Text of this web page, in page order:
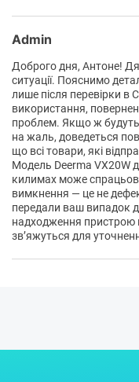
Admin
Доброго дня, Антоне!
ситуації. Пояснимо
лише після перевірки
використання,
проблем. Якщо ж будуть
на жаль, доведеться
що всі товари, які
Модель Deerma VX20W
килимах може
вимкнення — це не
передали ваш випадок
надходження пристрою
зв’яжуться для